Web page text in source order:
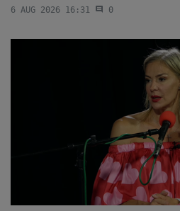
6 AUG 2026 16:31 0